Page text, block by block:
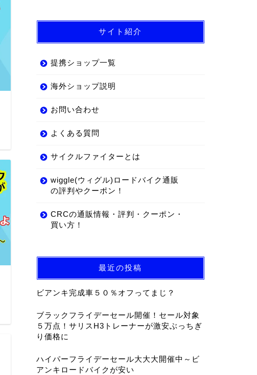
サイト紹介
提携ショップ一覧
海外ショップ説明
お問い合わせ
よくある質問
サイクルファイターとは
wiggle(ウィグル)ロードバイク通販
の評判やクーポン！
CRCの通販情報・評判・クーポン・
買い方！
最近の投稿
ビアンキ完成車５０％オフってまじ？
ブラックフライデーセール開催！セール対象
５万点！サリスH3トレーナーが激安ぶっちぎ
り価格に
ハイパーフライデーセール大大大開催中～ビ
アンキロードバイクが安い